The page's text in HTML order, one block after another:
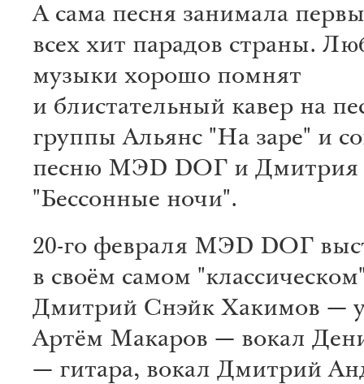
А сама песня занимала
всех хит парадов страны.
музыки хорошо помнят
и блистательный кавер на
группы Альянс "На заре" и
песню МЭD DОГ и Дмитрия
"Бессонные ночи".
20-го февраля МЭD DОГ
в своём самом
Дмитрий Снэйк Хакимов —
Артём Макаров — вокал
— гитара, вокал Дмитрий